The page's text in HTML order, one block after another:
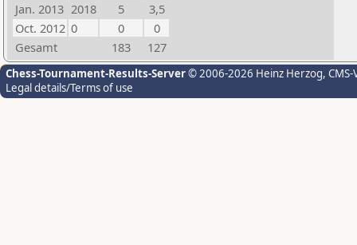
Jan. 2013 2018 5
3,5
Oct. 2012 0 0
0
Gesamt
183 127
Chess-Tournament-Results-Server© 2006-2026 Heinz Herzog,
Legal details/Terms of use